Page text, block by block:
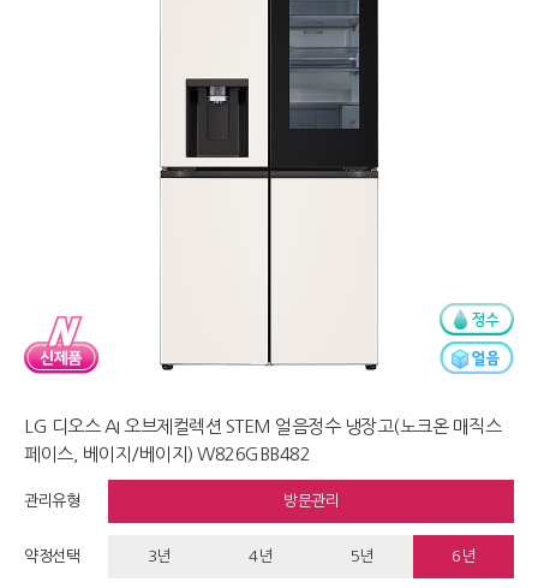
LG 디오스 AI 오브제컬렉션 STEM 얼음정수 냉장고(노크온 매직스
페이스, 베이지/베이지) W826GBB482
관리유형 방문관리
약정선택 3년 4년 5년 6년